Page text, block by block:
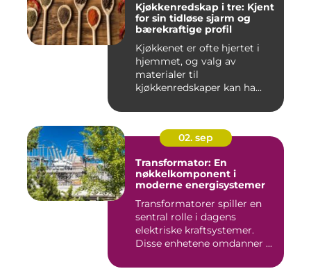
Kjøkkenredskap i tre: Kjent
for sin tidløse sjarm og
bærekraftige profil
Kjøkkenet er ofte hjertet i
hjemmet, og valg av
materialer til
kjøkkenredskaper kan ha...
02. sep
Transformator: En
nøkkelkomponent i
moderne energisystemer
Transformatorer spiller en
sentral rolle i dagens
elektriske kraftsystemer.
Disse enhetene omdanner ...